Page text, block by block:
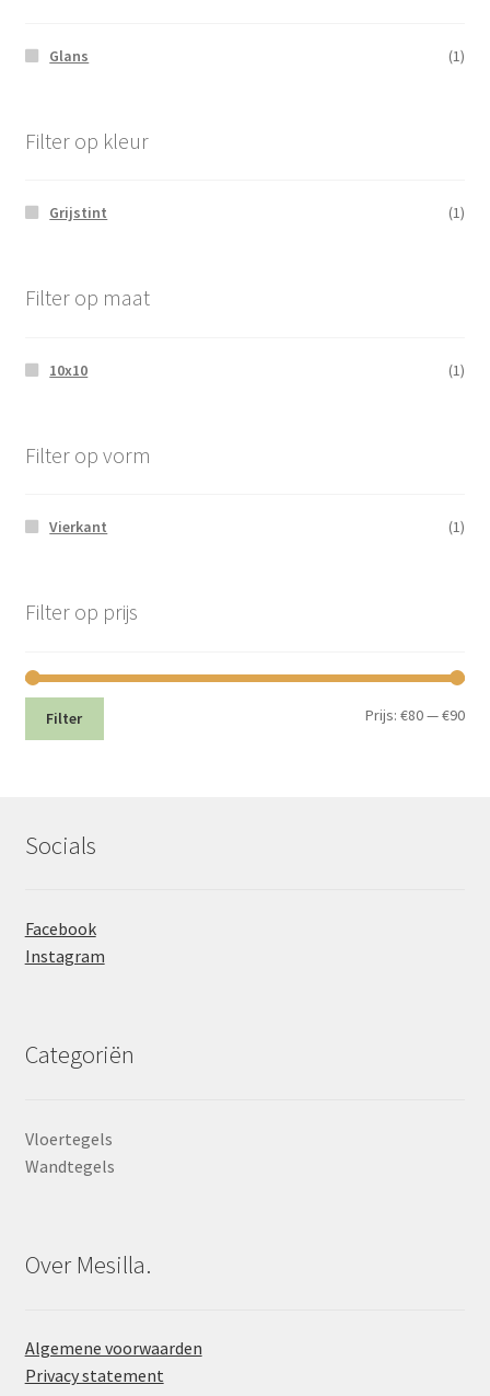
Glans (1)
Filter op kleur
Grijstint (1)
Filter op maat
10x10 (1)
Filter op vorm
Vierkant (1)
Filter op prijs
Min.
Filter Prijs:€80—€90
Socials
Facebook
Instagram
Categoriën
Vloertegels
Wandtegels
Over Mesilla.
Algemene voorwaarden
Privacy statement